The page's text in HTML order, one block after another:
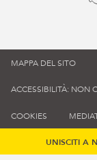
MAPPA DEL SITO
ACCESSIBILITÀ: NON
COOKIES
UNISCITI A